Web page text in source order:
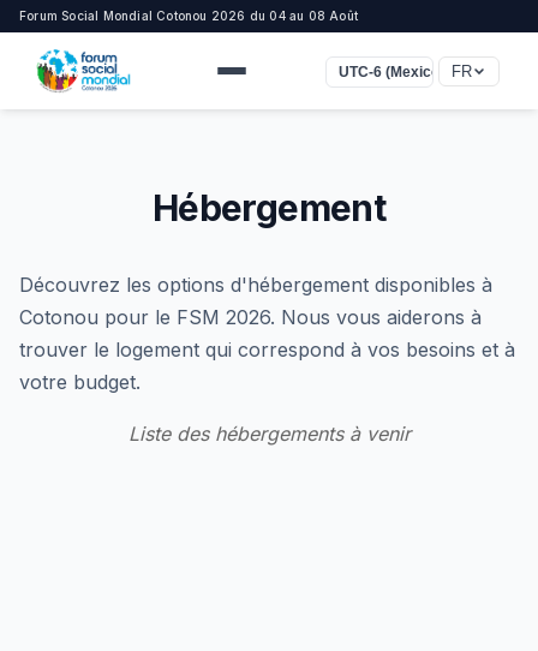
Forum Social Mondial Cotonou 2026 du 04 au 08 Août
UTC-6 (Mexico) FR
Hébergement
Découvrez les options d'hébergement disponibles à
Cotonou pour le FSM 2026. Nous vous aiderons à
trouver le logement qui correspond à vos besoins et à
votre budget.
Liste des hébergements à venir